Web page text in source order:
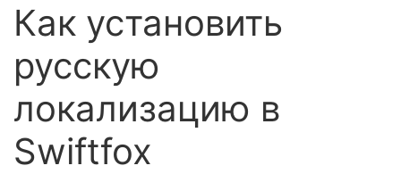
Как установить
русскую
локализацию в
Swiftfox